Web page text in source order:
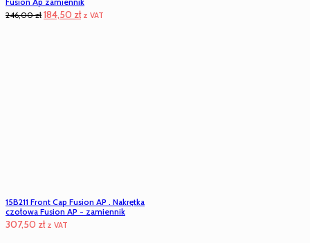
246,00zł Pierwotna
184,50 złAktualna
z VAT
15B211 Front Cap Fusion AP . Nakrętka
czołowa Fusion AP - zamiennik
307,50 zł z VAT